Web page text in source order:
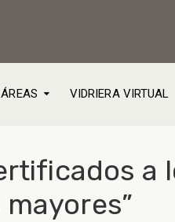
ÁREAS VIDRIERA VIRTUAL
a